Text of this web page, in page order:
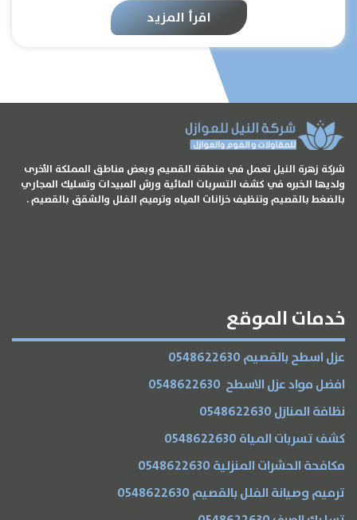
اقرأ المزيد
شركة زهرة النيل تعمل في منطقة القصيم وبعض مناطق المملكة الأخرى
ولديها الخبره في كشف التسربات المائية ورش المبيدات وتسليك المجاري
بالضغط بالقصيم وتنظيف خزانات المياه وترميم الفلل والشقق بالقصيم .
خدمات الموقع
عزل اسطح بالقصيم 0548622630
افضل مواد عزل الاسطح 0548622630
نظافة المنازل 0548622630
كشف تسربات المياة 0548622630
مكافحة الحشرات المنزلية 0548622630
ترميم وصيانة الفلل بالقصيم 0548622630
الرئيسية
تواصل معنا
المقالات
الخدمات